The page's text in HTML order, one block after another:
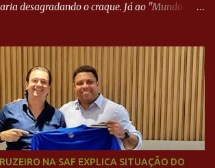
desagradando o craque. Já ao "Mundo
NA SAF EXPLICA SITUAÇÃO DO